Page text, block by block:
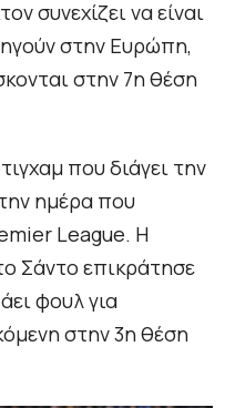
συνεχίζει να είναι
στην Ευρώπη,
στην 7η θέση
που διάγει την
ημέρα που
League. Η
Σάντο επικράτησε
φουλ για
στην 3η θέση